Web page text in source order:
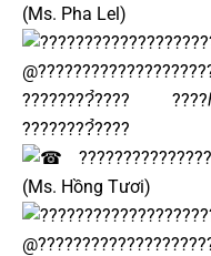
(Ms. Pha Lel)
????????̉????
????????̉????
(Ms. Hồng Tươi)